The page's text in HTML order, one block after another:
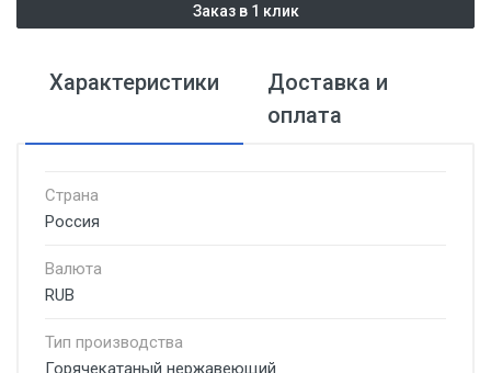
Заказ в 1 клик
Характеристики
Доставка и
оплата
Страна
Россия
Валюта
RUB
Тип производства
Горячекатаный нержавеющий